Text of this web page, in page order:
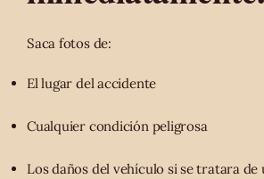
Saca fotos de:
El lugar del accidente
Cualquier condición peligrosa
Los daños del vehículo si se tratara de